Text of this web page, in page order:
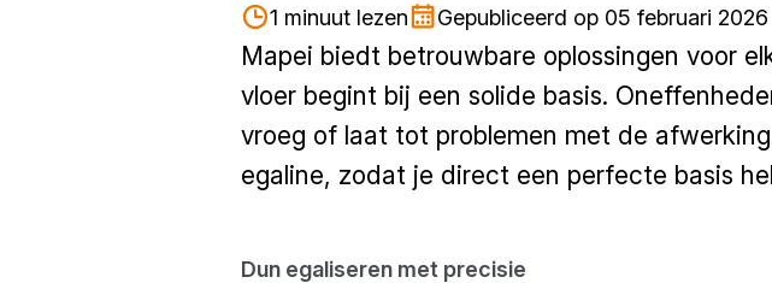
1 minuut lezen Gepubliceerd op 05 februari 2026
Mapei biedt betrouwbare oplossingen voor
vloer begint bij een solide basis.
vroeg of laat tot problemen met de
egaline, zodat je direct een perfecte basis
Dun egaliseren met precisie